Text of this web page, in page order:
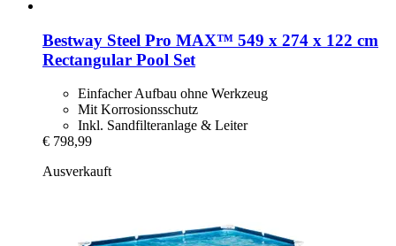
Bestway Steel Pro MAX™ 549 x 274 x 122 cm
Rectangular Pool Set
Einfacher Aufbau ohne Werkzeug
Mit Korrosionsschutz
Inkl. Sandfilteranlage & Leiter
€ 798,99
Ausverkauft